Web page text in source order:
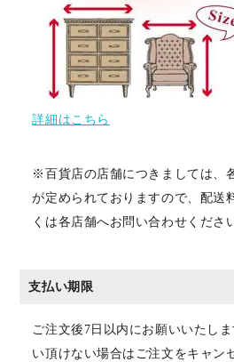
詳細はこちら
※百貨店の店舗につきましては、
が定められておりますので、配送
くは各店舗へお問い合わせくださ
支払い期限
ご注文後7日以内にお願いいたし
い頂けない場合はご注文をキャン